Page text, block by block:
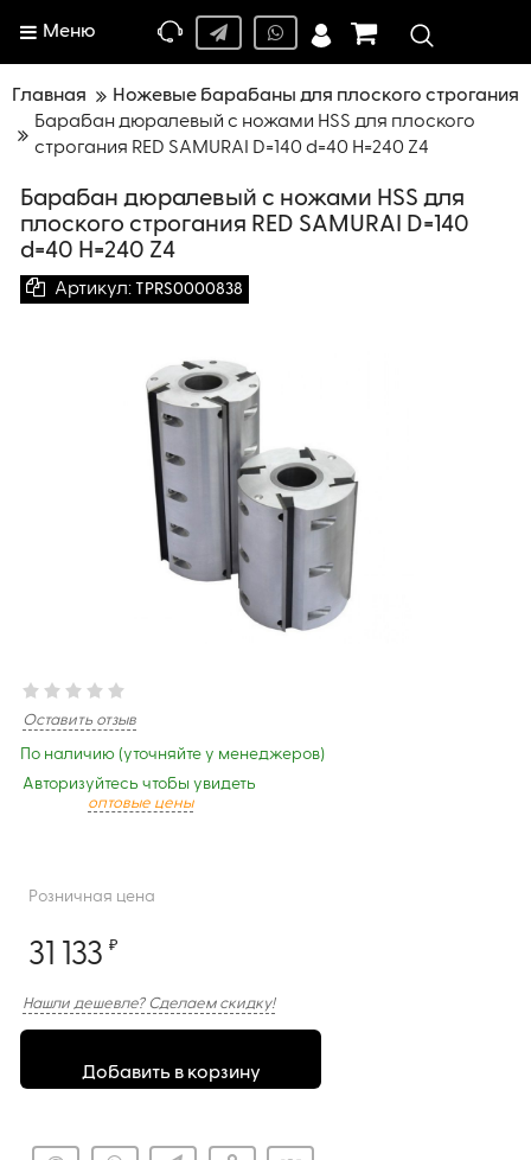
Меню
Главная
Ножевые барабаны для плоского строгания
Барабан дюралевый с ножами HSS для плоского
строгания RED SAMURAI D=140 d=40 H=240 Z4
Барабан дюралевый с ножами HSS для
плоского строгания RED SAMURAI D=140
d=40 H=240 Z4
Артикул: TPRS0000838
Оставить отзыв
По наличию (уточняйте у менеджеров)
Авторизуйтесь чтобы увидеть
оптовые цены
Розничная цена
31 133 ₽
Нашли дешевле? Сделаем скидку!
Добавить в корзину